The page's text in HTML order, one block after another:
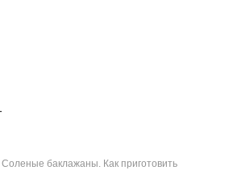
Соленые баклажаны. Как приготовить